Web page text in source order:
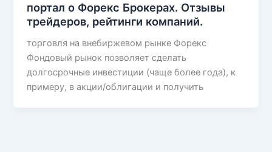
портал о Форекс Брокерах. Отзывы
трейдеров, рейтинги компаний.
торговля на внебиржевом рынке Форекс
Фондовый рынок позволяет сделать
долгосрочные инвестиции (чаще более года), к
примеру, в акции/облигации и получить